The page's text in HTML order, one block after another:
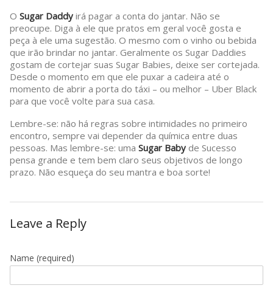
O Sugar Daddy irá pagar a conta do jantar. Não se
preocupe. Diga à ele que pratos em geral você gosta e
peça à ele uma sugestão. O mesmo com o vinho ou bebida
que irão brindar no jantar. Geralmente os Sugar Daddies
gostam de cortejar suas Sugar Babies, deixe ser cortejada.
Desde o momento em que ele puxar a cadeira até o
momento de abrir a porta do táxi – ou melhor – Uber Black
para que você volte para sua casa.
Lembre-se: não há regras sobre intimidades no primeiro
encontro, sempre vai depender da química entre duas
pessoas. Mas lembre-se: uma Sugar Baby de Sucesso
pensa grande e tem bem claro seus objetivos de longo
prazo. Não esqueça do seu mantra e boa sorte!
Leave a Reply
Name (required)